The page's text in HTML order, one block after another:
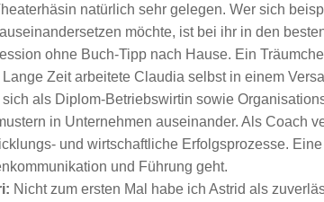
natürlich sehr gelegen. Wer sich
möchte, ist bei ihr in den
ohne Buch-Tipp nach Hause. Ein
Lange Zeit arbeitete Claudia selbst in einem
sich als Diplom-Betriebswirtin sowie
in Unternehmen auseinander. Als Coach
und wirtschaftliche Erfolgsprozesse.
und Führung geht.
Nicht zum ersten Mal habe ich Astrid als